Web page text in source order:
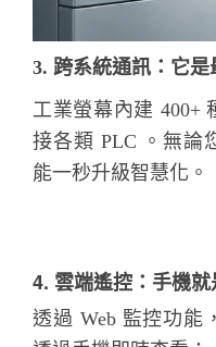
3. 跨系統通訊：它是
工業螢幕內建 400+
接各類 PLC 。無論
能一秒升級智慧化。
4. 雲端遙控：手機
透過 Web 監控功能